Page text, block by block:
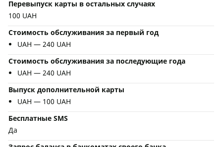
Перевыпуск карты в остальных случаях
100 UAH
Стоимость обслуживания за первый год
UAH — 240 UAH
Стоимость обслуживания за последующие года
UAH — 240 UAH
Выпуск дополнительной карты
UAH — 100 UAH
Бесплатные SMS
Да